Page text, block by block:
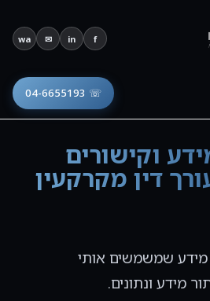
☏ 04-6655193
f
in
✉
wa
וקישורים
דין מקרקעין
שמשמשים אותי
מידע ונתונים.